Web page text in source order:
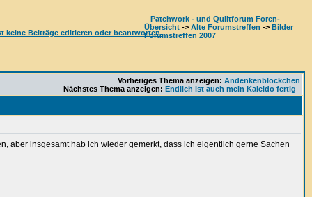
Patchwork - und Quiltforum Foren-
Übersicht -> Alte Forumstreffen -> Bilder
Forumstreffen 2007
Vorheriges Thema anzeigen: Andenkenblöckchen
Nächstes Thema anzeigen: Endlich ist auch mein Kaleido fertig
aber insgesamt hab ich wieder gemerkt, dass ich eigentlich gerne Sachen